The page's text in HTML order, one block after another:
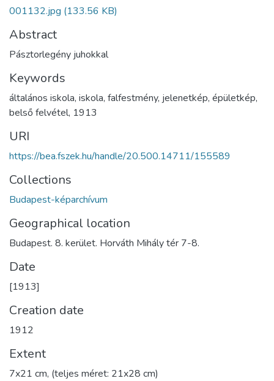
001132.jpg (133.56 KB)
Abstract
Pásztorlegény juhokkal
Keywords
általános iskola, iskola, falfestmény, jelenetkép, épületkép,
belső felvétel, 1913
URI
https://bea.fszek.hu/handle/20.500.14711/155589
Collections
Budapest-képarchívum
Geographical location
Budapest. 8. kerület. Horváth Mihály tér 7-8.
Date
[1913]
Creation date
1912
Extent
7x21 cm, (teljes méret: 21x28 cm)